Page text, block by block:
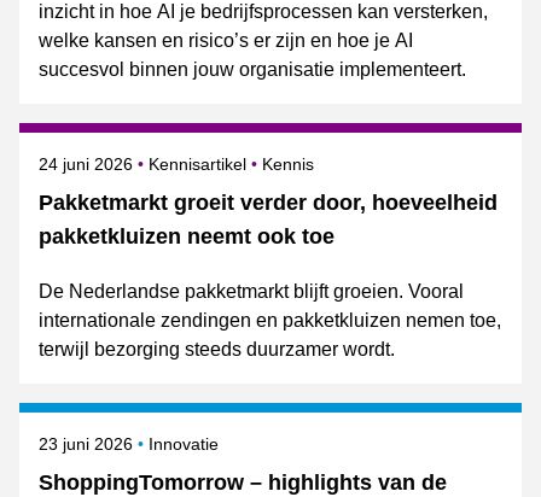
inzicht in hoe AI je bedrijfsprocessen kan versterken,
welke kansen en risico’s er zijn en hoe je AI
succesvol binnen jouw organisatie implementeert.
Pakketmarkt groeit verder door, hoeveelheid
pakketkluizen neemt ook toe
Gepubliceerd op
24 juni 2026 Kennisartikel Onderwerpen
Kennis
De Nederlandse pakketmarkt blijft groeien. Vooral
internationale zendingen en pakketkluizen nemen toe,
terwijl bezorging steeds duurzamer wordt.
ShoppingTomorrow – highlights van de
Gepubliceerd op
23 juni 2026 Onderwerpen
Innovatie